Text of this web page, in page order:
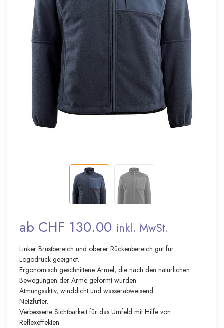
ab CHF 130.00 inkl. MwSt.
Linker Brustbereich und oberer Rückenbereich gut für
Logodruck geeignet.
Ergonomisch geschnittene Ärmel, die nach den natürlichen
Bewegungen der Arme geformt wurden.
Atmungsaktiv, winddicht und wasserabweisend.
Netzfutter.
Verbesserte Sichtbarkeit für das Umfeld mit Hilfe von
Reflexeffekten.